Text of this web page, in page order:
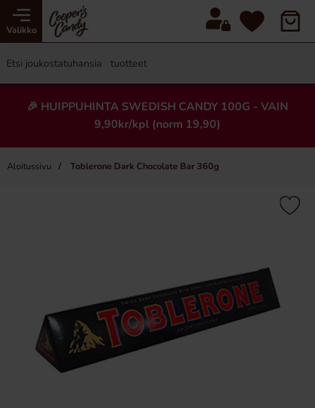
Valikko
🎉 HUIPPUHINTA SWEDISH CANDY 100G - VAIN
9,90kr/kpl (norm 19,90)
Aloitussivu Toblerone Dark Chocolate Bar 360g
×